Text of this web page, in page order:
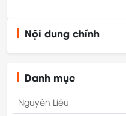
Nội dung chính
Danh mục
Nguyên Liệu